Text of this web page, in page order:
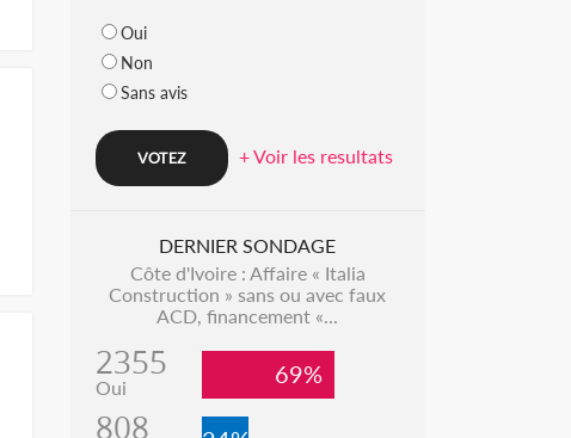
Oui
Non
Sans avis
+ Voir les resultats
DERNIER SONDAGE
Côte d'Ivoire : Affaire « Italia
Construction » sans ou avec faux
ACD, financement «...
2355
Oui 69%
808